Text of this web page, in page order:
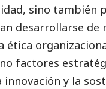
sino también
desarrollarse de
ética
factores
y la